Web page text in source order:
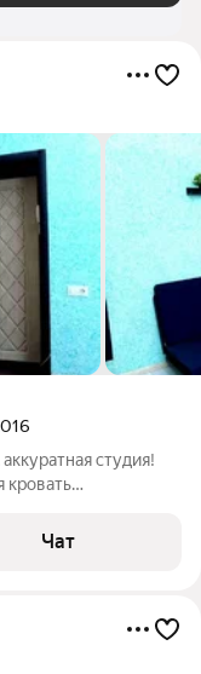
студия!
Чат